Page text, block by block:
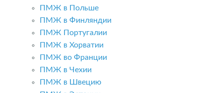
ПМЖ в Польше
ПМЖ в Финляндии
ПМЖ Португалии
ПМЖ в Хорватии
ПМЖ во Франции
ПМЖ в Чехии
ПМЖ в Швецию